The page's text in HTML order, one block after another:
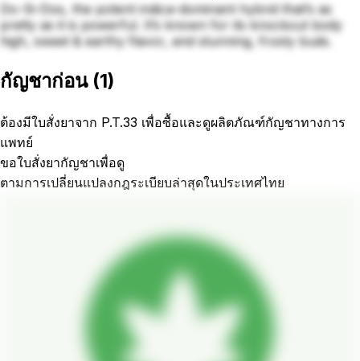
Do-Si-Dos, the potent indica-dominant hybrid that’s as
pretty as it is powerful. It’s known for its knockout body
high, sweet & earthy flavor, and stunning, frosty buds.
กัญชาก่อน (1)
ต้องมีใบสั่งยาจาก P.T.33 เพื่อซื้อและดูผลิตภัณฑ์กัญชาทางการ
แพทย์
ขอใบสั่งยากัญชาเพื่อดู
ตามการเปลี่ยนแปลงกฎระเบียบล่าสุดในประเทศไทย